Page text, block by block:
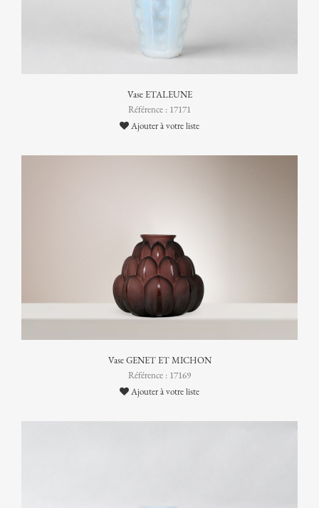
Vase ETALEUNE
Référence : 17171
Ajouter à votre liste
Vase GENET ET MICHON
Référence : 17169
Ajouter à votre liste